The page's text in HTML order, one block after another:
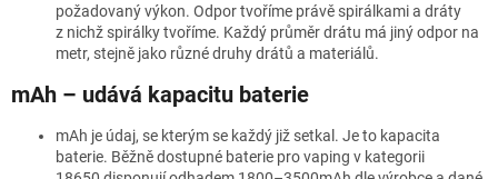
požadovaný výkon. Odpor tvoříme právě spirálkami a dráty
z nichž spirálky tvoříme. Každý průměr drátu má jiný odpor na
metr, stejně jako různé druhy drátů a materiálů.
mAh – udává kapacitu baterie
mAh je údaj, se kterým se každý již setkal. Je to kapacita
baterie. Běžně dostupné baterie pro vaping v kategorii